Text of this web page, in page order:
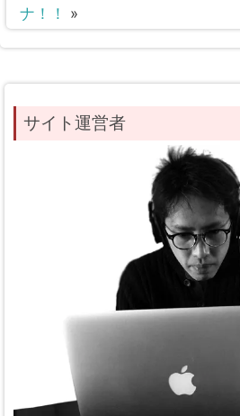
ナ！！
»
サイト運営者